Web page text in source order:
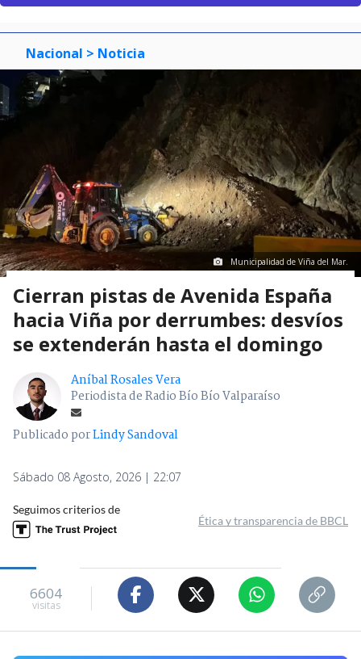
Nacional > Noticia
Municipalidad de Viña del Mar.
Cierran pistas de Avenida España
hacia Viña por derrumbes: desvíos
se extenderán hasta el domingo
Aníbal Rosales Vera
Periodista de Radio Bío Bío Valparaíso
Publicado porLindy Sandoval
Sábado 08 Agosto, 2026 | 22:07
Seguimos criterios de
Ética y transparencia de BBCL
6604
visitas